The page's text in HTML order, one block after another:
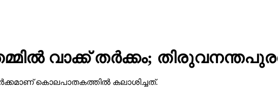
വാക്ക് തര്‍ക്കം;
കൊലപാതകത്തില്‍ കലാശിച്ചത്.